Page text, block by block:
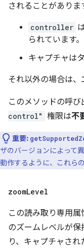
されることがありま
controller
られています。
キャプチャは
それ以外の場合は、
このメソッドの呼び
control" 権限は不
重要:
ザのバージョンによって
動作するように、これら
zoomLevel
この読み取り専用
のズームレベルが保
り、キャプチャさ